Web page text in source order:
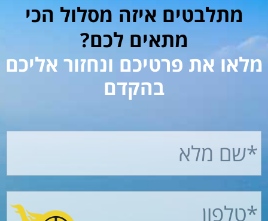
מתלבטים איזה מסלול הכי
מתאים לכם?
מלאו את פרטיכם ונחזור אליכם
בהקדם